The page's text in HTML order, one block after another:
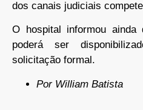
dos canais judiciais
O hospital informou ainda
poderá ser
solicitação formal.
Por William Batista